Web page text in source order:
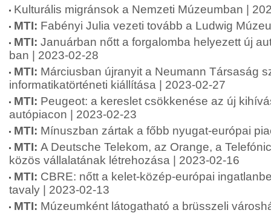
Kulturális migránsok a Nemzeti Múzeumban |
MTI: Fabényi Julia vezeti tovább a Ludwig
MTI: Januárban nőtt a forgalomba helyezett új
ban | 2023-02-28
MTI: Márciusban újranyit a Neumann Társaság
informatikatörténeti kiállítása | 2023-02-27
MTI: Peugeot: a kereslet csökkenése az új
autópiacon | 2023-02-23
MTI: Mínuszban zártak a főbb nyugat-európai
MTI: A Deutsche Telekom, az Orange, a
közös vállalatának létrehozása | 2023-02-16
MTI: CBRE: nőtt a kelet-közép-európai
tavaly | 2023-02-13
MTI: Múzeumként látogatható a brüsszeli